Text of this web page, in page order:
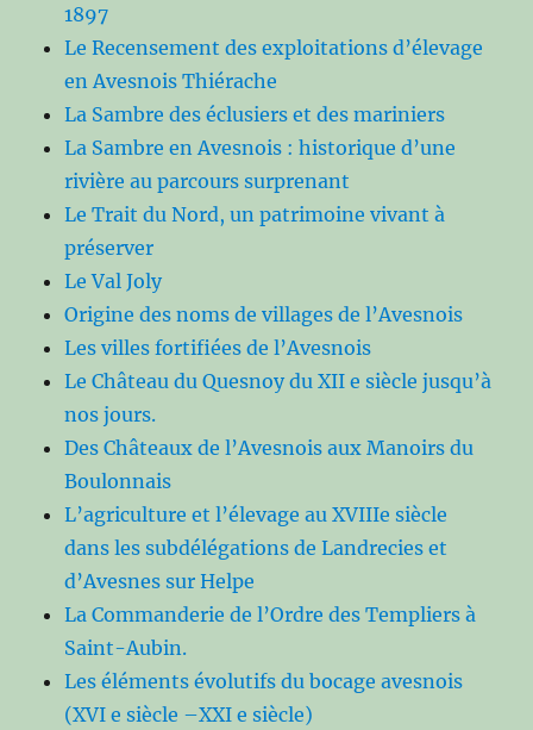
1897
Le Recensement des exploitations d’élevage
en Avesnois Thiérache
La Sambre des éclusiers et des mariniers
La Sambre en Avesnois : historique d’une
rivière au parcours surprenant
Le Trait du Nord, un patrimoine vivant à
préserver
Le Val Joly
Origine des noms de villages de l’Avesnois
Les villes fortifiées de l’Avesnois
Le Château du Quesnoy du XII e siècle jusqu’à
nos jours.
Des Châteaux de l’Avesnois aux Manoirs du
Boulonnais
L’agriculture et l’élevage au XVIIIe siècle
dans les subdélégations de Landrecies et
d’Avesnes sur Helpe
La Commanderie de l’Ordre des Templiers à
Saint-Aubin.
Les éléments évolutifs du bocage avesnois
(XVI e siècle –XXI e siècle)